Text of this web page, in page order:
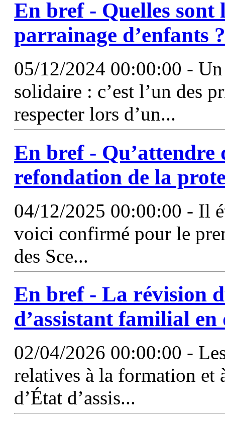
En bref - Quelles sont
parrainage d’enfants ?
05/12/2024 00:00:00 -
solidaire : c’est l’un des
respecter lors d’un...
En bref -
refondation de la
04/12/2025 00:00:00 - Il
voici confirmé pour le
des Sce...
En bref - La révision
d’assistant familial en
02/04/2026 00:00:00 -
relatives à la formation
d’État d’assis...